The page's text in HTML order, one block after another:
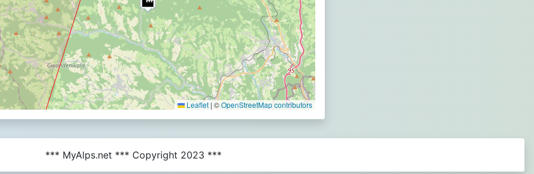
Leaflet | ©OpenStreetMap contributors
*** MyAlps.net *** Copyright 2023 ***